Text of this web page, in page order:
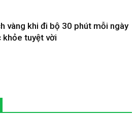
vàng khi đi bộ 30 phút mỗi ngày
khỏe tuyệt vời